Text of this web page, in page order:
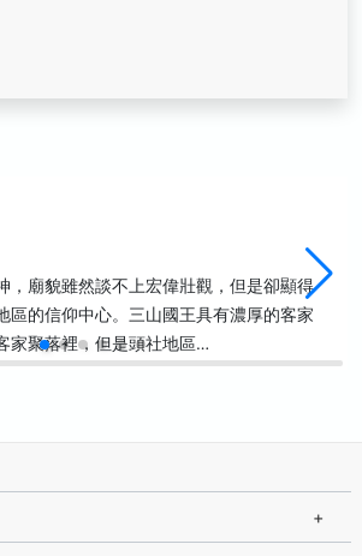
，廟貌雖然談不上宏偉壯觀，但是卻顯得
區的信仰中心。三山國王具有濃厚的客家
家聚落裡，但是頭社地區…